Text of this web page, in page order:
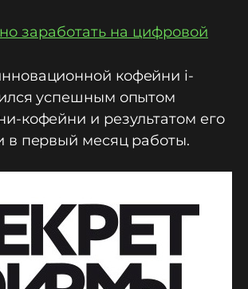
заработать на цифровой
кофейни i-
успешным опытом
кофейни и результатом его
в первый месяц работы.